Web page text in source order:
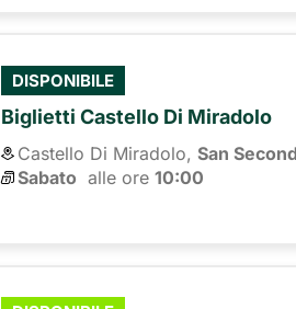
DISPONIBILE
Biglietti Castello Di Miradolo
Castello Di Miradolo, San
Sabato alle ore 10:00